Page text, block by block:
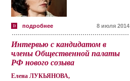
подробнее 8 июля 2014
Интервью с кандидатом в
члены Общественной палаты
РФ нового созыва
Елена ЛУКЬЯНОВА,